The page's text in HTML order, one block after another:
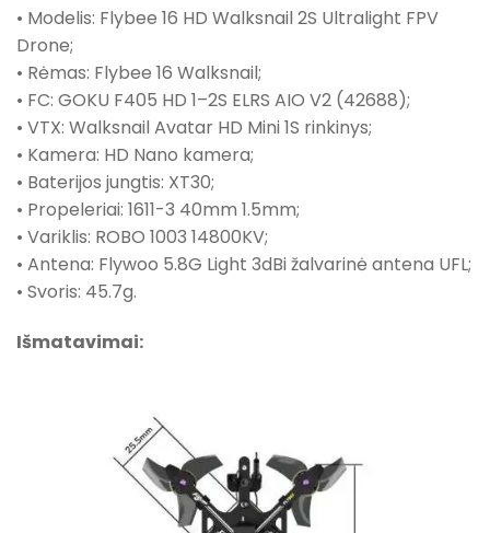
• Modelis: Flybee 16 HD Walksnail 2S Ultralight FPV
Drone;
• Rėmas: Flybee 16 Walksnail;
• FC: GOKU F405 HD 1–2S ELRS AIO V2 (42688);
• VTX: Walksnail Avatar HD Mini 1S rinkinys;
• Kamera: HD Nano kamera;
• Baterijos jungtis: XT30;
• Propeleriai: 1611-3 40mm 1.5mm;
• Variklis: ROBO 1003 14800KV;
• Antena: Flywoo 5.8G Light 3dBi žalvarinė antena UFL;
• Svoris: 45.7g.
Išmatavimai: